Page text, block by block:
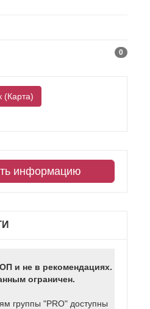
0
(Карта)
информацию
и не в рекомендациях.
ограничен.
группы "PRO" доступны